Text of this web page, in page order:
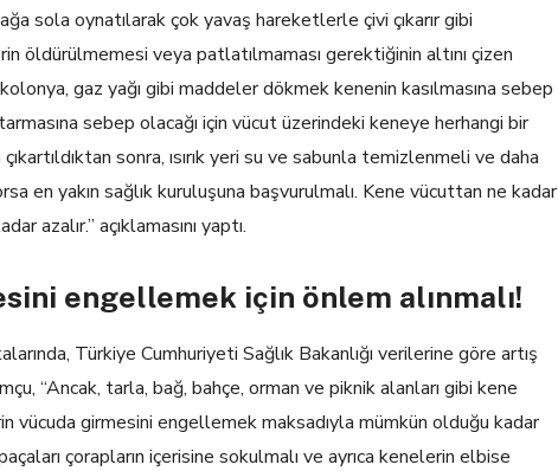
sola oynatılarak çok yavaş hareketlerle çivi çıkarır gibi
öldürülmemesi veya patlatılmaması gerektiğinin altını çizen
gaz yağı gibi maddeler dökmek kenenin kasılmasına sebep
sebep olacağı için vücut üzerindeki keneye herhangi bir
sonra, ısırık yeri su ve sabunla temizlenmeli ve daha
en yakın sağlık kuruluşuna başvurulmalı. Kene vücuttan ne kadar
azalır.” açıklamasını yaptı.
engellemek için önlem alınmalı!
Türkiye Cumhuriyeti Sağlık Bakanlığı verilerine göre artış
“Ancak, tarla, bağ, bahçe, orman ve piknik alanları gibi kene
vücuda girmesini engellemek maksadıyla mümkün olduğu kadar
çorapların içerisine sokulmalı ve ayrıca kenelerin elbise